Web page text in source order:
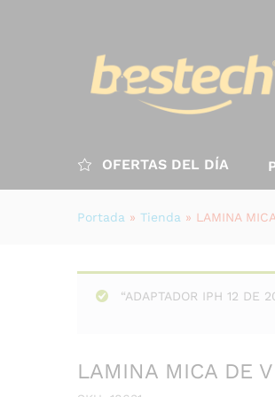
OFERTAS DEL DÍA
Portada » Tienda » LAMINA
“ADAPTADOR IPH 12
LAMINA MICA DE